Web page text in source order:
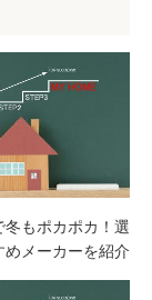
冬もポカポカ！選
めメーカーを紹介